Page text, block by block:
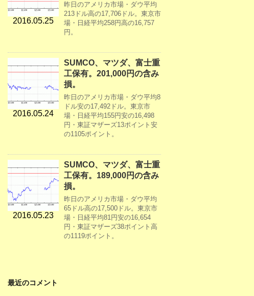
2016.05.25
昨日のアメリカ市場・ダウ平均
213ドル高の17,706ドル。東京市
場・日経平均258円高の16,757
円。
2016.05.24
SUMCO、マツダ、富士重
工保有。201,000円の含み
損。
昨日のアメリカ市場・ダウ平均8
ドル安の17,492ドル。東京市
場・日経平均155円安の16,498
円・東証マザーズ13ポイント安
の1105ポイント。
2016.05.23
SUMCO、マツダ、富士重
工保有。189,000円の含み
損。
昨日のアメリカ市場・ダウ平均
65ドル高の17,500ドル。東京市
場・日経平均81円安の16,654
円・東証マザーズ38ポイント高
の1119ポイント。
最近のコメント